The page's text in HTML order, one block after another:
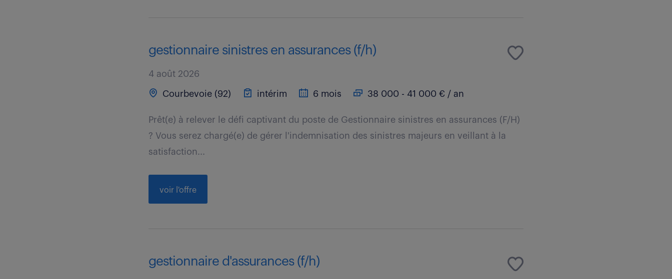
gestionnaire sinistres en assurances (f/h)
4 août 2026
Courbevoie (92) intérim 6 mois 38 000 - 41 000 € / an
Prêt(e) à relever le défi captivant du poste de Gestionnaire sinistres en assurances (F/H)
? Vous serez chargé(e) de gérer l'indemnisation des sinistres majeurs en veillant à la
satisfaction...
voir l'offre
gestionnaire d'assurances (f/h)